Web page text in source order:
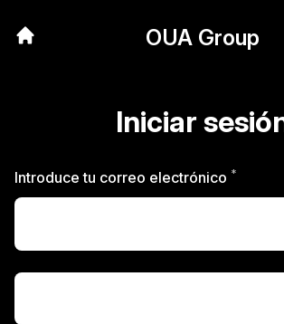
OUA Group
Iniciar
Introduce tu correo electrónico *